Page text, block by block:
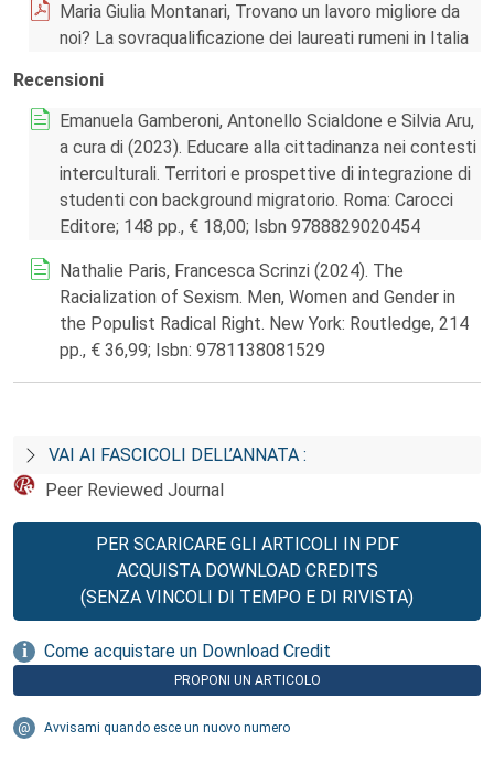
Maria Giulia Montanari, Trovano un lavoro migliore da
noi? La sovraqualificazione dei laureati rumeni in Italia
Recensioni
Emanuela Gamberoni, Antonello Scialdone e Silvia Aru,
a cura di (2023). Educare alla cittadinanza nei contesti
interculturali. Territori e prospettive di integrazione di
studenti con background migratorio. Roma: Carocci
Editore; 148 pp., € 18,00; Isbn 9788829020454
Nathalie Paris, Francesca Scrinzi (2024). The
Racialization of Sexism. Men, Women and Gender in
the Populist Radical Right. New York: Routledge, 214
pp., € 36,99; Isbn: 9781138081529
VAI AI FASCICOLI DELL’ANNATA :
Peer Reviewed Journal
PER SCARICARE GLI ARTICOLI IN PDF
ACQUISTA DOWNLOAD CREDITS
(SENZA VINCOLI DI TEMPO E DI RIVISTA)
Come acquistare un Download Credit
PROPONI UN ARTICOLO
Avvisami quando esce un nuovo numero